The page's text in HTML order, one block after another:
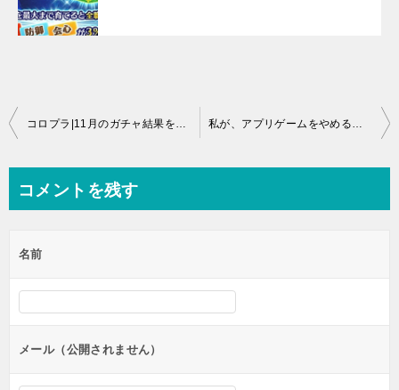
投
ビ
ー
シ
ン
コロプラ|11月のガチャ結果をご報告♪ 私が、アプリゲームをやめる線引き【白猫プロジェクト】の場合
コメントを残す
名前
メール（公開されません）